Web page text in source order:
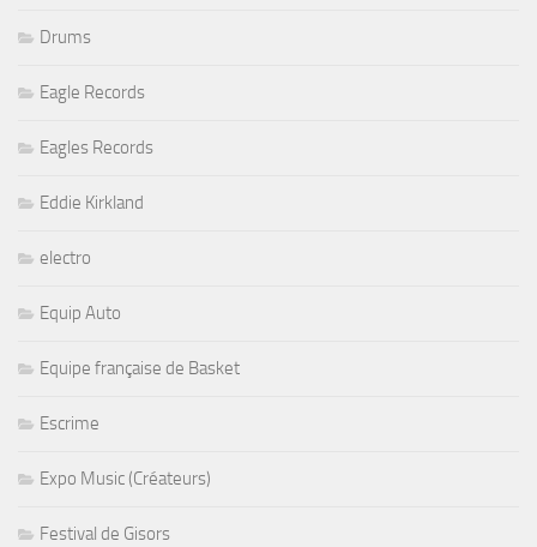
Drums
Eagle Records
Eagles Records
Eddie Kirkland
electro
Equip Auto
Equipe française de Basket
Escrime
Expo Music (Créateurs)
Festival de Gisors